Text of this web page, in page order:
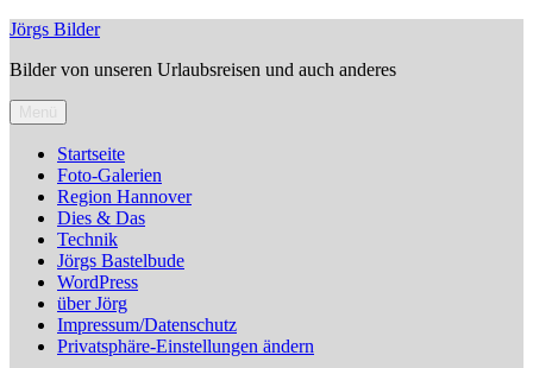
Zum
springen
Jörgs Bilder
Bilder von unseren Urlaubsreisen und auch anderes
Startseite
Foto-Galerien
Region Hannover
Dies & Das
Technik
Jörgs Bastelbude
WordPress
über Jörg
Impressum/Datenschutz
Privatsphäre-Einstellungen ändern